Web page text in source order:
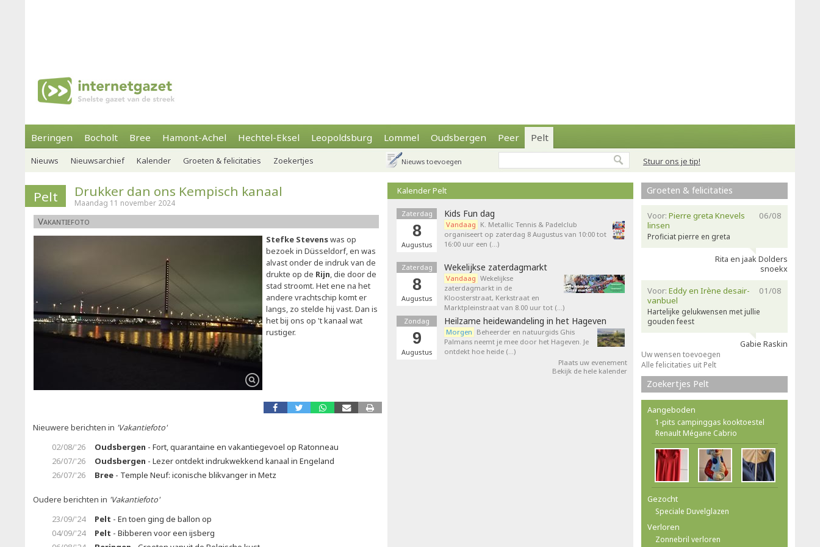
Beringen Bocholt Bree Hamont-Achel Hechtel-Eksel Leopoldsburg Lommel Oudsbergen Peer Pelt
Stuur ons je tip!
Nieuws Nieuwsarchief Kalender Groeten & felicitaties Zoekertjes Nieuws toevoegen
Pelt Drukker dan ons Kempisch kanaal
Maandag 11 november 2024
Vakantiefoto
Stefke Stevenswas op
bezoek in Düsseldorf, en was
alvast onder de indruk van de
drukte op de Rijn, die door de
stad stroomt. Het ene na het
andere vrachtschip komt er
langs, zo stelde hij vast. Dan is
het bij ons op 't kanaal wat
rustiger.
Nieuwere berichten in 'Vakantiefoto'
02/08/'26
Oudsbergen - Fort, quarantaine en vakantiegevoel op Ratonneau
26/07/'26
Oudsbergen - Lezer ontdekt indrukwekkend kanaal in Engeland
26/07/'26
Bree - Temple Neuf: iconische blikvanger in Metz
Oudere berichten in 'Vakantiefoto'
23/09/'24
Pelt - En toen ging de ballon op
04/09/'24
Pelt - Bibberen voor een ijsberg
Kalender Pelt
Zaterdag
8
Augustus
Kids Fun dag
Vandaag K. Metallic Tennis & Padelclub
organiseert op zaterdag 8 Augustus van 10:00 tot
16:00 uur een (…)
Zaterdag
8
Augustus
Wekelijkse zaterdagmarkt
Vandaag Wekelijkse
zaterdagmarkt in de
Kloosterstraat, Kerkstraat en
Marktpleinstraat van 8.00 uur tot (…)
Zondag
9
Augustus
Heilzame heidewandeling in het Hageven
Morgen Beheerder en natuurgids Ghis
Palmans neemt je mee door het Hageven. Je
ontdekt hoe heide (…)
Plaats uw evenement
Bekijk de hele kalender
Groeten & felicitaties
06/08
Voor: Pierre greta Knevels
linsen
Proficiat pierre en greta
Rita en jaak Dolders
snoekx
01/08
Voor: Eddy en Irène desair-
vanbuel
Hartelijke gelukwensen met jullie
gouden feest
Gabie Raskin
Uw wensen toevoegen
Alle felicitaties uit Pelt
Zoekertjes Pelt
Aangeboden
1-pits campinggas kooktoestel
Renault Mégane Cabrio
Gezocht
Speciale Duvelglazen
Verloren
Zonnebril verloren